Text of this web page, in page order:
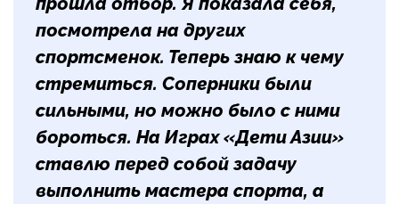
посмотрела на других
спортсменок. Теперь знаю к чему
стремиться. Соперники были
сильными, но можно было с ними
бороться. На Играх «Дети Азии»
ставлю перед собой задачу
выполнить мастера спорта, а